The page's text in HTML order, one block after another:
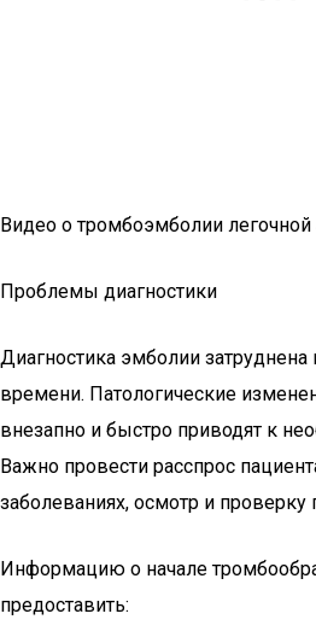
Видео о тромбоэмболии легочной
Проблемы диагностики
Диагностика эмболии затруднена
времени. Патологические
внезапно и быстро приводят к
Важно провести расспрос
заболеваниях, осмотр и проверку
Информацию о начале
предоставить: